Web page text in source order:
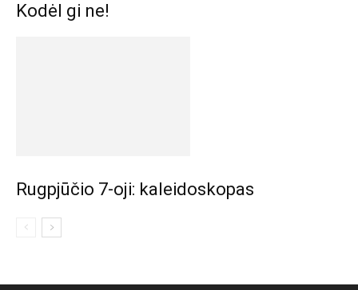
Kodėl gi ne!
Rugpjūčio 7-oji: kaleidoskopas